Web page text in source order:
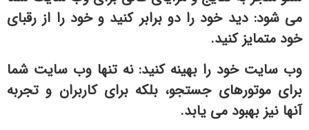
می شود: دید خود را دو برابر کنید و خود را از رقبای
خود متمایز کنید.
وب سایت خود را بهینه کنید: نه تنها وب سایت شما
برای موتورهای جستجو، بلکه برای کاربران و تجربه
آنها نیز بهبود می یابد.